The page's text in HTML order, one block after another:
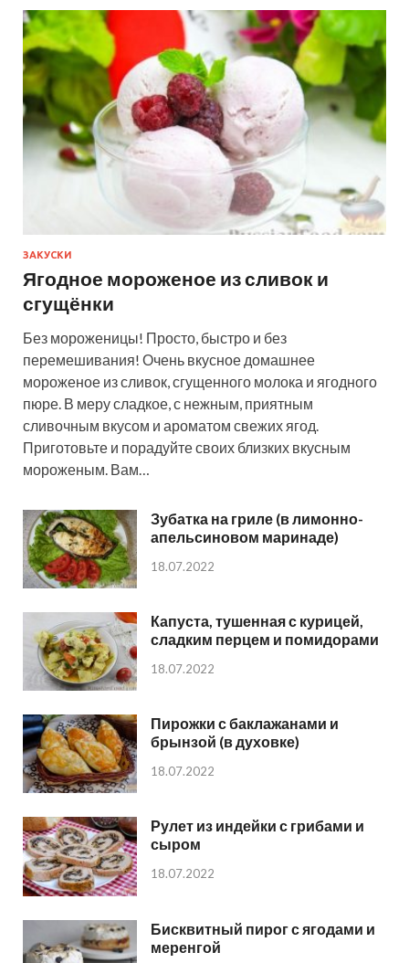
ЗАКУСКИ
Ягодное мороженое из сливок и
сгущёнки
Без мороженицы! Просто, быстро и без
перемешивания! Очень вкусное домашнее
мороженое из сливок, сгущенного молока и ягодного
пюре. В меру сладкое, с нежным, приятным
сливочным вкусом и ароматом свежих ягод.
Приготовьте и порадуйте своих близких вкусным
мороженым. Вам…
Зубатка на гриле (в лимонно-
апельсиновом маринаде)
18.07.2022
Капуста, тушенная с курицей,
сладким перцем и помидорами
18.07.2022
Пирожки с баклажанами и
брынзой (в духовке)
18.07.2022
Рулет из индейки с грибами и
сыром
18.07.2022
Бисквитный пирог с ягодами и
меренгой